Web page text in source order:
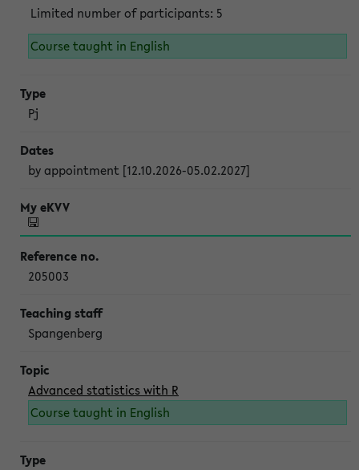
Limited number of participants: 5
Course taught in English
Pj
by appointment [12.10.2026-05.02.2027]
205003
Spangenberg
Advanced statistics with R
Course taught in English